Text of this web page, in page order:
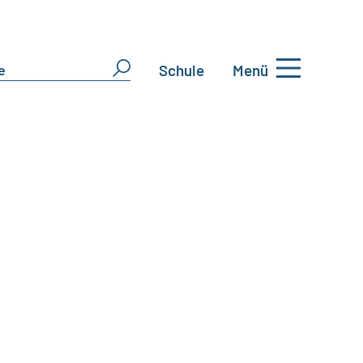
Schule Menü